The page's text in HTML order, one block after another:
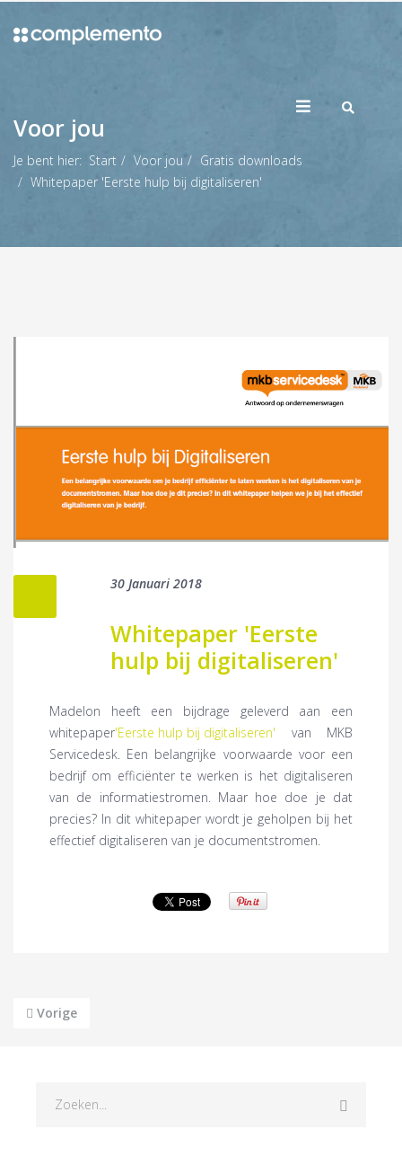
Voor jou
Je bent hier: Start Voor jou
Gratis downloads
Whitepaper 'Eerste hulp bij digitaliseren'
30 Januari 2018
Whitepaper 'Eerste
hulp bij digitaliseren'
Madelon heeft een bijdrage geleverd aan een
whitepaper'Eerste hulp bij digitaliseren' van MKB
Servicedesk. Een belangrijke voorwaarde voor een
bedrijf om efficiënter te werken is het digitaliseren
van de informatiestromen. Maar hoe doe je dat
precies? In dit whitepaper wordt je geholpen bij het
effectief digitaliseren van je documentstromen.
Vorige